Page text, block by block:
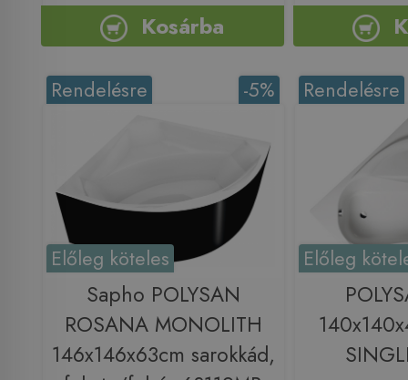
Kosárba
-5%
Rendelésre
Előleg köteles
Sapho POLYSAN
ROSANA MONOLITH
146x146x63cm sarokkád,
Rendelésre
Előleg